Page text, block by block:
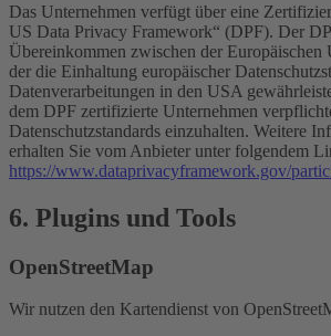
Das Unternehmen verfügt über eine
US Data Privacy Framework“ (DPF). Der
Übereinkommen zwischen der
der die Einhaltung europäischer
Datenverarbeitungen in den USA
dem DPF zertifizierte Unternehmen
Datenschutzstandards einzuhalten. Weitere
erhalten Sie vom Anbieter unter folgendem
https://www.dataprivacyframework.gov/
6. Plugins und Tools
OpenStreetMap
Wir nutzen den Kartendienst von